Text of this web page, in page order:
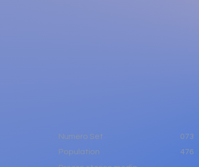
Numero Set
Population
073
476